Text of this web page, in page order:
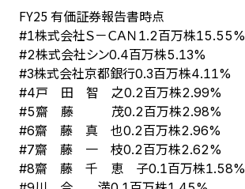
FY25 有価証券報告書時点
#1株式会社Ｓ－ＣＡＮ 1.2百万株15.55%
#2株式会社シン0.4百万株5.13%
#3株式会社京都銀行0.3百万株4.11%
#4戸 田 智 之0.2百万株2.99%
#5齋 藤 茂0.2百万株2.98%
#6齋 藤 真 也0.2百万株2.96%
#7齋 藤 一 枝0.2百万株2.62%
#8齋 藤 千 恵 子0.1百万株1.58%